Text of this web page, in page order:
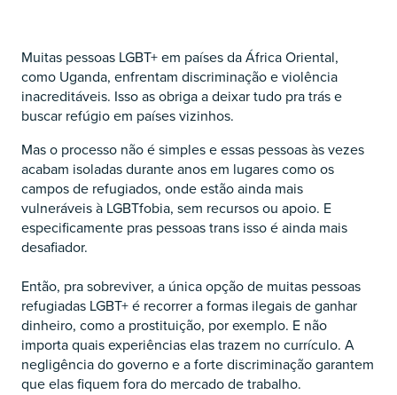
Muitas pessoas LGBT+ em países da África Oriental,
como Uganda, enfrentam discriminação e violência
inacreditáveis. Isso as obriga a deixar tudo pra trás e
buscar refúgio em países vizinhos.
Mas o processo não é simples e essas pessoas às vezes
acabam isoladas durante anos em lugares como os
campos de refugiados, onde estão ainda mais
vulneráveis à LGBTfobia, sem recursos ou apoio. E
especificamente pras pessoas trans isso é ainda mais
desafiador.
Então, pra sobreviver, a única opção de muitas pessoas
refugiadas LGBT+ é recorrer a formas ilegais de ganhar
dinheiro, como a prostituição, por exemplo. E não
importa quais experiências elas trazem no currículo. A
negligência do governo e a forte discriminação garantem
que elas fiquem fora do mercado de trabalho.